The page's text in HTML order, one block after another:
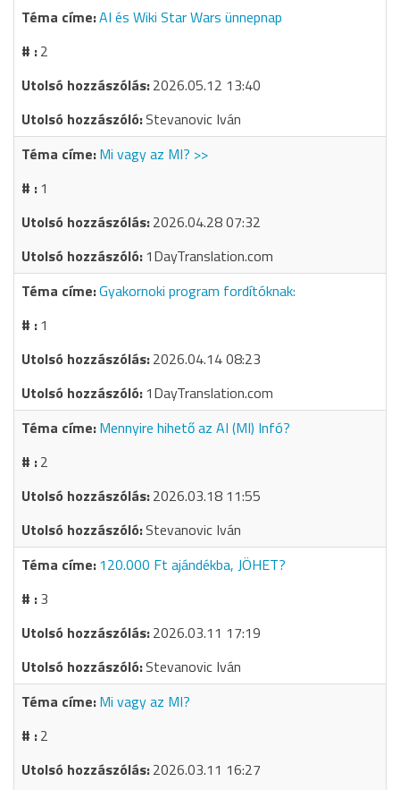
AI és Wiki Star Wars ünnepnap
2
2026.05.12 13:40
Stevanovic Iván
Mi vagy az MI? >>
1
2026.04.28 07:32
1DayTranslation.com
Gyakornoki program fordítóknak:
1
2026.04.14 08:23
1DayTranslation.com
Mennyire hihető az AI (MI) Infó?
2
2026.03.18 11:55
Stevanovic Iván
120.000 Ft ajándékba, JÖHET?
3
2026.03.11 17:19
Stevanovic Iván
Mi vagy az MI?
2
2026.03.11 16:27